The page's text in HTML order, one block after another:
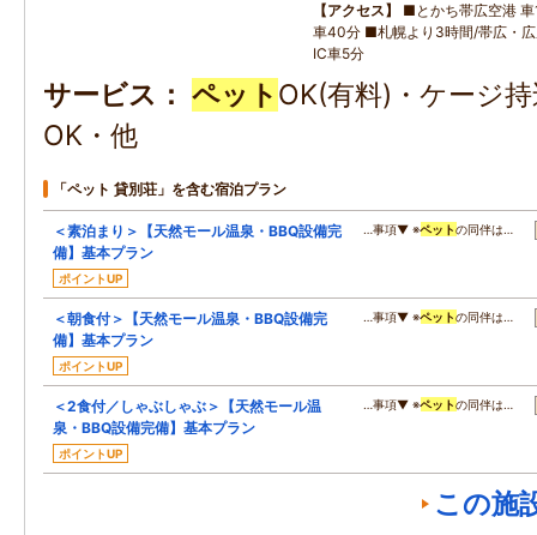
アクセス
■とかち帯広空港
車40分 ■札幌より3時間/帯広・
IC車5分
サービス ペット OK(有料)・ケージ
OK・他
「ペット 貸別荘」を含む宿泊プラン
＜素泊まり＞【天然モール温泉・BBQ設備完
備】基本プラン
ポイントUP
…事項▼ ※ペットの同伴は…
＜朝食付＞【天然モール温泉・BBQ設備完
備】基本プラン
ポイントUP
…事項▼ ※ペットの同伴は…
＜2食付／しゃぶしゃぶ＞【天然モール温
泉・BBQ設備完備】基本プラン
ポイントUP
…事項▼ ※ペットの同伴は…
この施